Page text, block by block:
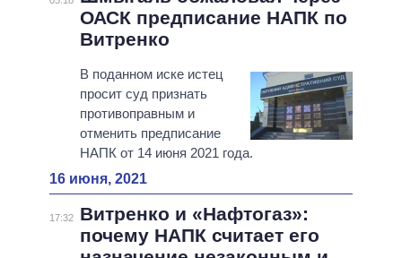
ОАСК предписание НАПК по
Витренко
В поданном иске истец
просит суд признать
противоправным и
отменить предписание
НАПК от 14 июня 2021 года.
16 июня, 2021
17:32
Витренко и «Нафтогаз»:
почему НАПК считает его